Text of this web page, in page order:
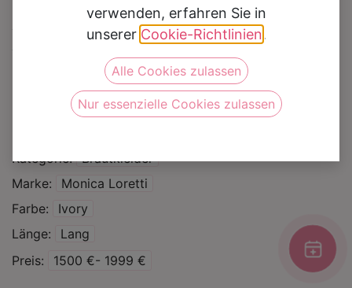
Brautkleid Navia
Auf die Wunschliste
Kategorie
Brautkleider
Marke
Monica Loretti
Farbe
Ivory
Länge
Lang
Preis
1500 €- 1999 €
verwenden, erfahren Sie in
unserer Cookie-Richtlinien.
Alle Cookies zulassen
Nur essenzielle Cookies zulassen